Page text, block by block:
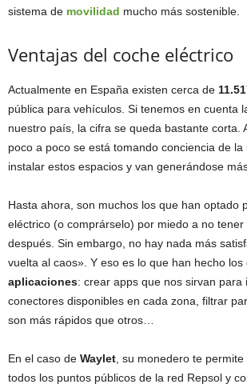
sistema de movilidad mucho más sostenible.
Ventajas del coche eléctrico
Actualmente en España existen cerca de
pública para vehículos. Si tenemos en cuenta
nuestro país, la cifra se queda bastante corta.
poco a poco se está tomando conciencia de la
instalar estos espacios y van generándose
Hasta ahora, son muchos los que han optado
eléctrico (o comprárselo) por miedo a no
después. Sin embargo, no hay nada más
vuelta al caos». Y eso es lo que han hecho
aplicaciones: crear apps que nos sirvan para
conectores disponibles en cada zona, filtrar
son más rápidos que otros…
En el caso de Waylet , su monedero te
todos los puntos públicos de la red Repsol y